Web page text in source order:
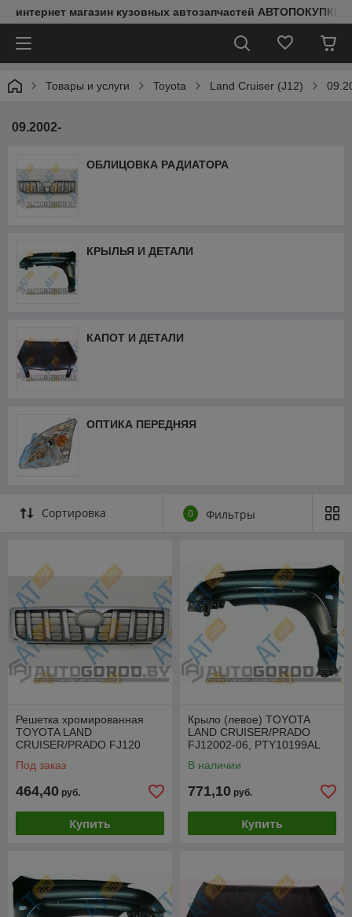
интернет магазин кузовных автозапчастей АВТОПОКУПКИ
Товары и услуги Toyota Land Cruiser (J12)
09.2002-
ОБЛИЦОВКА РАДИАТОРА
КРЫЛЬЯ И ДЕТАЛИ
КАПОТ И ДЕТАЛИ
ОПТИКА ПЕРЕДНЯЯ
Сортировка 0 Фильтры
Решетка хромированная
TOYOTA LAND
CRUISER/PRADO FJ120
Под заказ
464,40 руб.
Купить
Крыло (левое) TOYOTA
LAND CRUISER/PRADO
FJ12002-06, PTY10199AL
В наличии
771,10 руб.
Купить